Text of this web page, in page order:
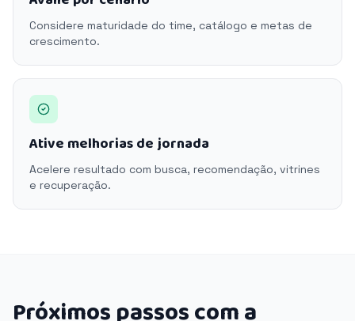
Considere maturidade do time, catálogo e metas de
crescimento.
Ative melhorias de jornada
Acelere resultado com busca, recomendação, vitrines
e recuperação.
Próximos passos com a